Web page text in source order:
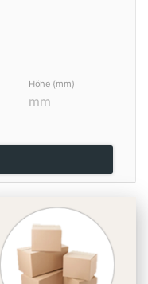
Höhe (mm)